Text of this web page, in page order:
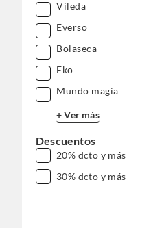
Vileda
Everso
Bolaseca
Eko
Mundo magia
+ Ver más
Descuentos
20% dcto y más
30% dcto y más